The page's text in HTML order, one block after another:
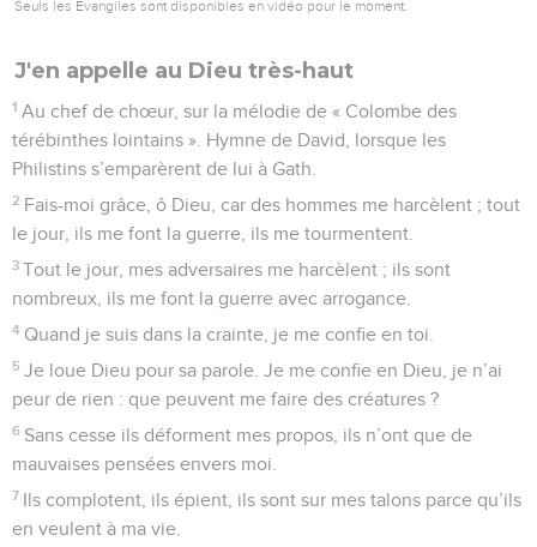
Seuls les Évangiles sont disponibles en vidéo pour le moment.
J'en appelle au Dieu très-haut
1 Au chef de chœur, sur la mélodie de « Colombe des
térébinthes lointains ». Hymne de David, lorsque les
Philistins s’emparèrent de lui à Gath.
2 Fais-moi grâce, ô Dieu, car des hommes me harcèlent ; tout
le jour, ils me font la guerre, ils me tourmentent.
3 Tout le jour, mes adversaires me harcèlent ; ils sont
nombreux, ils me font la guerre avec arrogance.
4 Quand je suis dans la crainte, je me confie en toi.
5 Je loue Dieu pour sa parole. Je me confie en Dieu, je n’ai
peur de rien : que peuvent me faire des créatures ?
6 Sans cesse ils déforment mes propos, ils n’ont que de
mauvaises pensées envers moi.
7 Ils complotent, ils épient, ils sont sur mes talons parce qu’ils
en veulent à ma vie.